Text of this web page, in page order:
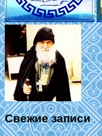
Свежие записи